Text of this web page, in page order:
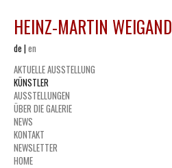
HEINZ-MARTIN WEIGAND
de |en
AKTUELLE AUSSTELLUNG
KÜNSTLER
AUSSTELLUNGEN
ÜBER DIE GALERIE
NEWS
KONTAKT
NEWSLETTER
HOME